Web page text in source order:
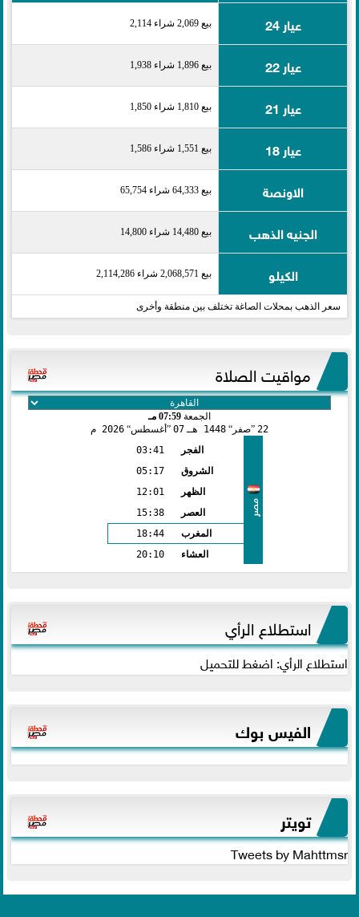
عيار 24
بيع 2,069 شراء 2,114
عيار 22 بيع 1,896 شراء 1,938
عيار 21 بيع 1,810 شراء 1,850
عيار 18 بيع 1,551 شراء 1,586
الاونصة بيع 64,333 شراء 65,754
الجنيه الذهب بيع 14,480 شراء 14,800
الكيلو بيع 2,068,571 شراء 2,114,286
سعر الذهب بمحلات الصاغة تختلف بين منطقة وأخرى
مواقيت الصلاة
الجمعة 07:59 مـ
22 صفر 1448 هـ 07 أغسطس 2026 م
مصر
الفجر
03:41
الشروق
05:17
الظهر
12:01
العصر
15:38
المغرب
18:44
العشاء
20:10
استطلاع الرأي
استطلاع الرأي: اضغط للتحميل
الفيس بوك
تويتر
Tweets by Mahttmsr